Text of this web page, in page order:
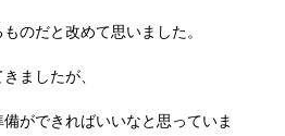
のだと改めて思いました。
ましたが、
ができればいいなと思っていま